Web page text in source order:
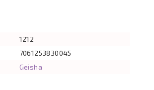
1212
7061253830045
Geisha